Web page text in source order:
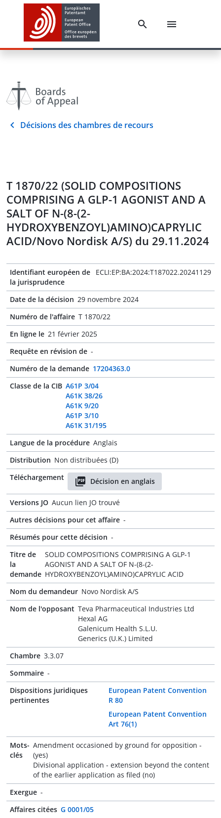
Décisions des chambres de recours
T 1870/22 (SOLID COMPOSITIONS
COMPRISING A GLP-1 AGONIST AND A
SALT OF N-(8-(2-
HYDROXYBENZOYL)AMINO)CAPRYLIC
ACID/Novo Nordisk A/S) du 29.11.2024
Identifiant européen de
la jurisprudence
ECLI:EP:BA:2024:T187022.20241129
Date de la décision 29 novembre 2024
Numéro de l'affaire T 1870/22
En ligne le 21 février 2025
Requête en révision de -
Numéro de la demande 17204363.0
Classe de la CIB A61P 3/04
A61K 38/26
A61K 9/20
A61P 3/10
A61K 31/195
Langue de la procédure Anglais
Distribution Non distribuées (D)
Téléchargement
Décision en anglais
Versions JO Aucun lien JO trouvé
Autres décisions pour cet affaire -
Résumés pour cette décision -
Titre de
la
demande
SOLID COMPOSITIONS COMPRISING A GLP-1
AGONIST AND A SALT OF N-(8-(2-
HYDROXYBENZOYL)AMINO)CAPRYLIC ACID
Nom du demandeur Novo Nordisk A/S
Nom de l'opposant Teva Pharmaceutical Industries Ltd
Hexal AG
Galenicum Health S.L.U.
Generics (U.K.) Limited
Chambre 3.3.07
Sommaire -
Dispositions juridiques
pertinentes
European Patent Convention
R 80
European Patent Convention
Art 76(1)
Mots-
clés
Amendment occasioned by ground for opposition -
(yes)
Divisional application - extension beyond the content
of the earlier application as filed (no)
Exergue -
Affaires citées G 0001/05